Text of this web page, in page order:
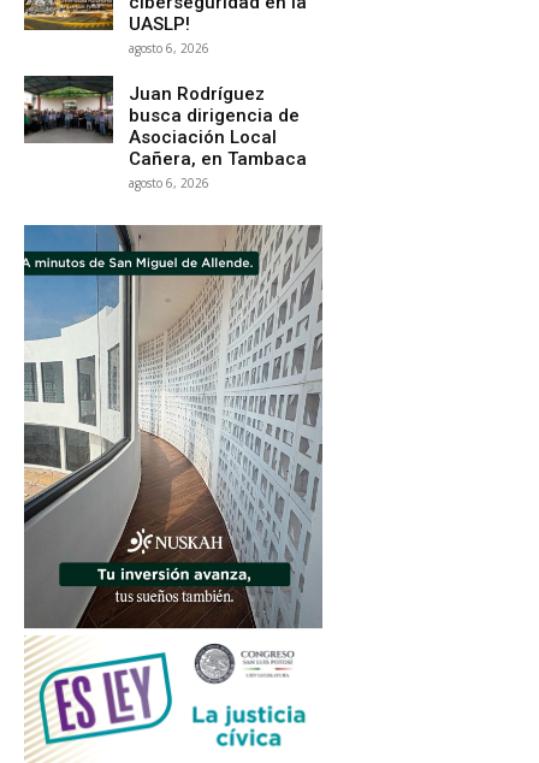
UASLP!
agosto 6, 2026
Juan Rodríguez
busca dirigencia de
Asociación Local
Cañera, en Tambaca
agosto 6, 2026